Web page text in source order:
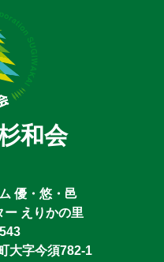
和会
優・悠・邑
ー えりかの里
大字今須782-1